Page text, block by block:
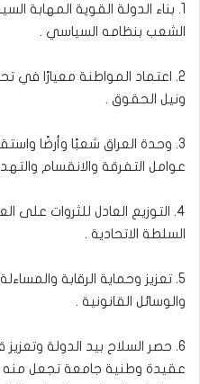
1. بناء الدولة القوية المهابة
الشعب بنظامه السياسي .
2. اعتماد المواطنة معيارًا في
ونيل الحقوق .
3. وحدة العراق شعبًا وأرضًا
عوامل التفرقة والانقسام
4. التوزيع العادل للثروات على
السلطة الاتحادية .
5. تعزيز وحماية الرقابة
والوسائل القانونية .
6. حصر السلاح بيد الدولة
عقيدة وطنية جامعة تجعل